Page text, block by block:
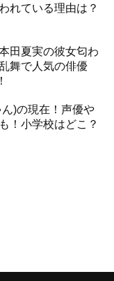
れている理由は？
田夏実の彼女匂わ
舞で人気の俳優
)の現在！声優や
！小学校はどこ？